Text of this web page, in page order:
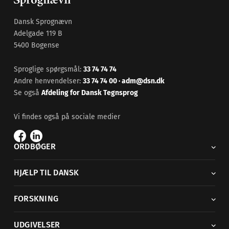
Dansk Sprognævn
Adelgade 119 B
5400 Bogense
Sproglige spørgsmål: 33 74 74 74
Andre henvendelser: 33 74 74 00·adm@dsn.dk
Se også Afdeling for Dansk Tegnsprog
Vi findes også på sociale medier
ORDBØGER
HJÆLP TIL DANSK
FORSKNING
UDGIVELSER